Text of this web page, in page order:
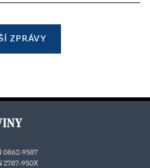
ZPRÁVY
0862-9587
2787-950X